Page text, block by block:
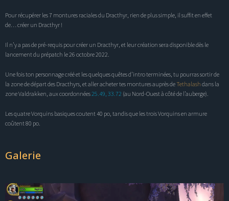
Pour récupérer les 7 montures raciales du Dracthyr, rien de plus simple, il suffit en effet
de… créer un Dracthyr !
Il n’y a pas de pré-requis pour créer un Dracthyr, et leur création sera disponible dès le
lancement du prépatch le 26 octobre 2022.
Une fois ton personnage créé et les quelques quêtes d’intro terminées, tu pourras sortir de
la zone de départ des Dracthyrs, et aller acheter tes montures auprès de Tethalash dans la
zone Valdrakken, aux coordonnées25.49, 33.72 (au Nord-Ouest à côté de l’auberge).
Les quatre Vorquins basiques coutent 40 po, tandis que les trois Vorquins en armure
coûtent 80 po.
Galerie